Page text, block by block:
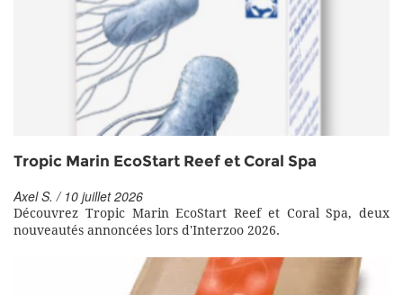
Tropic Marin EcoStart Reef et Coral Spa
Axel S. / 10 juillet 2026
Découvrez Tropic Marin EcoStart Reef et Coral Spa, deux
nouveautés annoncées lors d'Interzoo 2026.